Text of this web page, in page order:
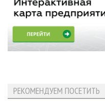
РЕКОМЕНДУЕМ ПОСЕТИТЬ